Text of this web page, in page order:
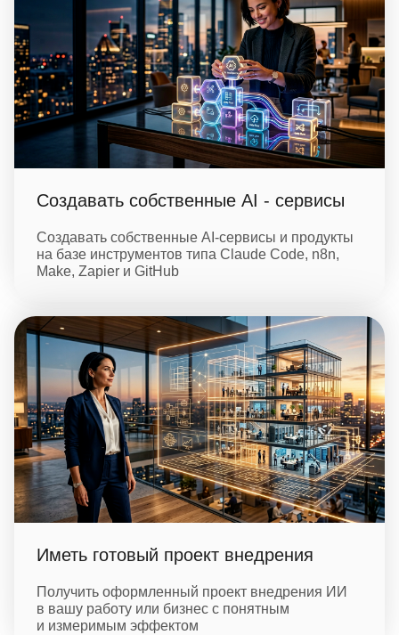
Создавать собственные AI ‑ сервисы
Создавать собственные AI‑сервисы и продукты
на базе инструментов типа Claude Code, n8n,
Make, Zapier и GitHub
Иметь готовый проект внедрения
Получить оформленный проект внедрения ИИ
в вашу работу или бизнес с понятным
и измеримым эффектом